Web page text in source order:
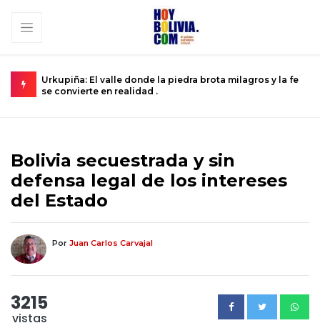
Urkupiña: El valle donde la piedra brota milagros y la fe
se convierte en realidad .
Bolivia secuestrada y sin
defensa legal de los intereses
del Estado
Por Juan Carlos Carvajal
3215
vistas